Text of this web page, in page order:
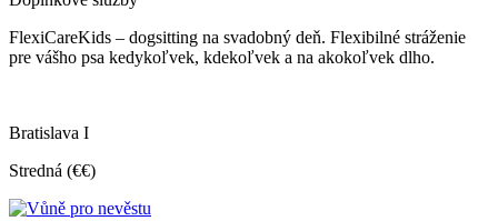
FlexiCareKids – dogsitting na svadobný deň. Flexibilné stráženie
pre vášho psa kedykoľvek, kdekoľvek a na akokoľvek dlho.
Bratislava I
Stredná (€€)